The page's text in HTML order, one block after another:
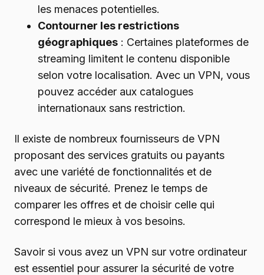
les menaces potentielles.
Contourner les restrictions
géographiques : Certaines plateformes de
streaming limitent le contenu disponible
selon votre localisation. Avec un VPN, vous
pouvez accéder aux catalogues
internationaux sans restriction.
Il existe de nombreux fournisseurs de VPN
proposant des services gratuits ou payants
avec une variété de fonctionnalités et de
niveaux de sécurité. Prenez le temps de
comparer les offres et de choisir celle qui
correspond le mieux à vos besoins.
Savoir si vous avez un VPN sur votre ordinateur
est essentiel pour assurer la sécurité de votre